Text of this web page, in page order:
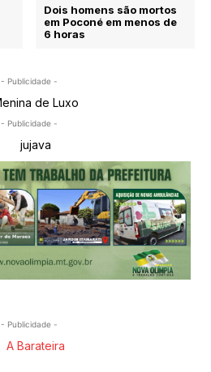
Dois homens são mortos
em Poconé em menos de
6 horas
- Publicidade -
- Publicidade -
- Publicidade -